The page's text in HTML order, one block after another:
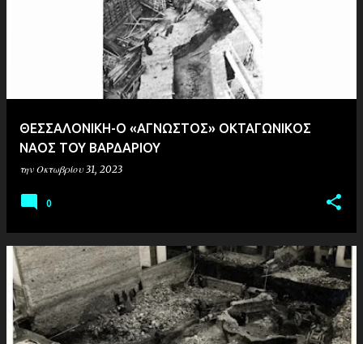
ΘΕΣΣΑΛΟΝΙΚΗ-Ο «ΑΓΝΩΣΤΟΣ» ΟΚΤΑΓΩΝΙΚΟΣ
ΝΑΟΣ ΤΟΥ ΒΑΡΔΑΡΙΟΥ
την Οκτωβρίου 31, 2023
0